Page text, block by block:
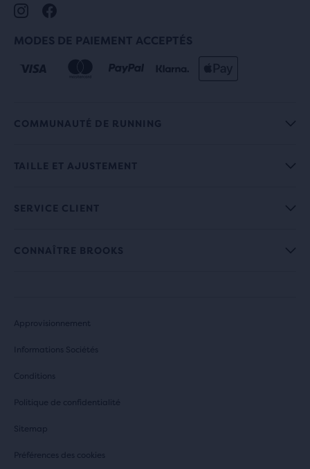
MODES DE PAIEMENT ACCEPTÉS
COMMUNAUTÉ DE RUNNING
TAILLE ET AJUSTEMENT
SERVICE CLIENT
CONNAÎTRE BROOKS
Approvisionnement
Informations Sociétés
Conditions
Politique de confidentialité
Sitemap
Préférences des cookies